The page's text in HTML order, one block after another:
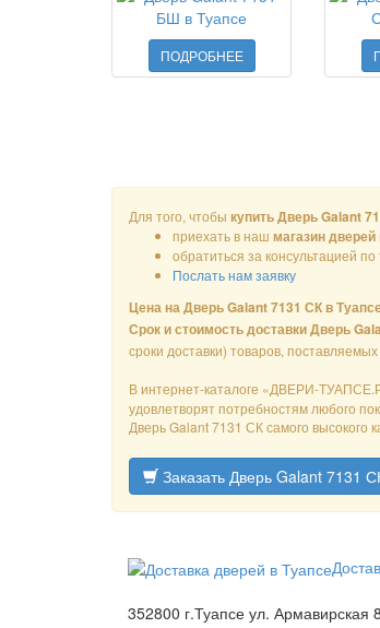
ПОДРОБНЕЕ
Для того, чтобы купить Дверь Galant
приехать в наш магазин дверей
обратиться за консультацией
Послать нам заявку
Цена на Дверь Galant 7131 СК в
Срок и стоимость доставки Дверь
сроки доставки) товаров,
В интернет-каталоге «ДВЕРИ-
удовлетворят потребностям любого
Дверь Galant 7131 СК самого высокого
Заказать Дверь Galant 7131
352800 г.Туапсе ул.